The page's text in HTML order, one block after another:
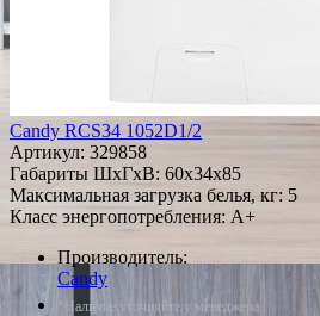
Candy RCS34 1052D1/2
Артикул: 329858
Габариты ШxГxВ: 60x34x85
Максимальная загрузка белья, кг: 5
Класс энергопотребления: A+
Производитель:
Candy
*Наличие уточняйте у менеджера